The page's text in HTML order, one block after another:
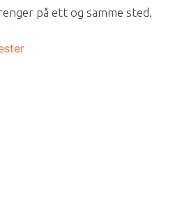
på ett og samme sted.